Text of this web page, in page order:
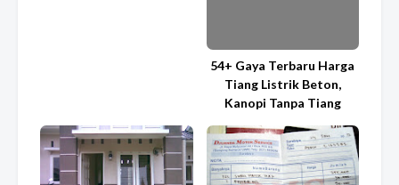
54+ Gaya Terbaru Harga
Tiang Listrik Beton,
Kanopi Tanpa Tiang